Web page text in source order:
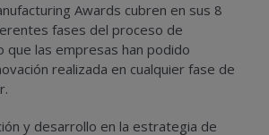
Awards cubren en sus 8
fases del proceso de
que las empresas han podido
realizada en cualquier fase de
y desarrollo en la estrategia de